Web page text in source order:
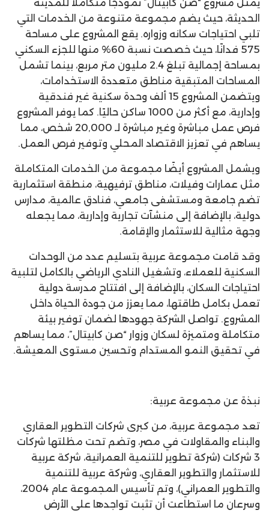
يمثل مشروع “صن كابيتال” نموذجًا متكاملًا للمدينة
الحديثة، حيث يضم مجموعة متنوعة من الخدمات التي
تلبي احتياجات سكانه وزواره. يقع المشروع على مساحة
575 فدانًا، حيث خصصت نسبة 60% منها للجزء السكني
بمساحة إجمالية تبلغ 2.4 مليون متر مربع، بينما تشمل
المساحات المتبقية مناطق متعددة الاستخدامات،
ويتضمن المشروع 15 ألف وحدة سكنية غير فندقية
وإدارية، مع أكثر من 1000 ساكن حاليًا. كما يوفر المشروع
فرص عمل مباشرة وغير مباشرة لـ 20,000 شخص، مما
يساهم في تعزيز الاقتصاد المحلي وتوفير فرص العمل.
ويشمل المشروع أيضًا مجموعة من الخدمات المتكاملة
مثل عمارات وفيلات، مناطق ترفيهية، منطقة استثمارية
تضم جامعة ومستشفى جامعي، فنادق عالمية، مدارس
دولية، بالإضافة إلى منشآت تجارية وإدارية، مما يجعله
وجهة مثالية للاستثمار والإقامة.
وقد قامت مجموعة عربية بتسليم عدد من الوحدات
السكنية للعملاء، وتشغيل النادي الرياضي بالكامل لتلبية
احتياجات السكان، بالإضافة إلى افتتاح مدرسة دولية
تعمل بكامل طاقتها، مما يعزز من جودة الحياة داخل
المشروع. تواصل الشركة جهودها لضمان توفير بيئة
متكاملة ومتميزة لسكان وزوار “صن كابيتال”، مما يساهم
في تحقيق النمو المستدام وتحسين مستوى المعيشة.
نبذة عن مجموعة عربية:
تعد مجموعة عربية، من كبرى شركات التطوير العقاري
والبناء والمقاولات في مصر، وتضم تحت مظلتها شركات
3 شركات (شركة تطوير للتنمية العمرانية، شركة عربية
للاستثمار والتطوير العقاري، وشركة عربية للتنمية
والتطوير العمراني)، وتم تأسيس المجموعة عام 2004،
وسرعان ما استطاعت أن تثبت تواجدها على الأرض